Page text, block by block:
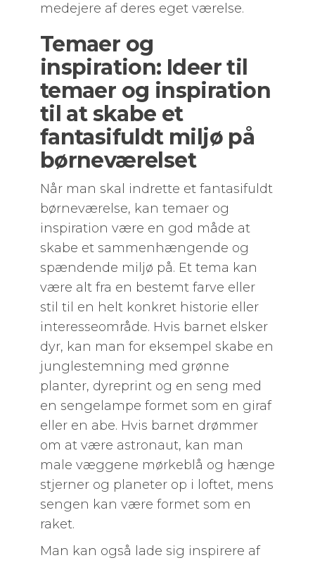
medejere af deres eget værelse.
Temaer og
inspiration: Ideer til
temaer og inspiration
til at skabe et
fantasifuldt miljø på
børneværelset
Når man skal indrette et fantasifuldt
børneværelse, kan temaer og
inspiration være en god måde at
skabe et sammenhængende og
spændende miljø på. Et tema kan
være alt fra en bestemt farve eller
stil til en helt konkret historie eller
interesseområde. Hvis barnet elsker
dyr, kan man for eksempel skabe en
junglestemning med grønne
planter, dyreprint og en seng med
en sengelampe formet som en giraf
eller en abe. Hvis barnet drømmer
om at være astronaut, kan man
male væggene mørkeblå og hænge
stjerner og planeter op i loftet, mens
sengen kan være formet som en
raket.
Man kan også lade sig inspirere af